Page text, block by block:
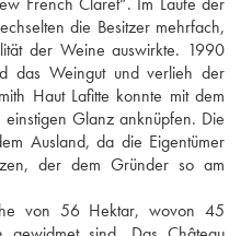
die Besitzer mehrfach,
der Weine auswirkte. 1990
das Weingut und verlieh der
Haut Lafitte konnte mit dem
Glanz anknüpfen. Die
Ausland, da die Eigentümer
der dem Gründer so am
von 56 Hektar, wovon 45